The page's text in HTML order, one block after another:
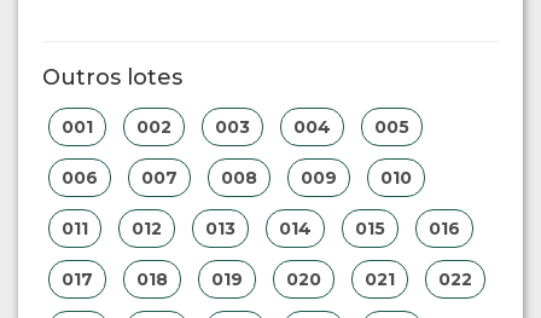
Outros lotes
001 002 003 004 005
006 007 008 009 010
011 012 013 014 015 016
017 018 019 020 021 022